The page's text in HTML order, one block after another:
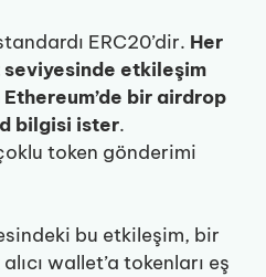
ERC20’dir. Her
etkileşim
bir airdrop
bilgisi ister.
token gönderimi
bu etkileşim, bir
wallet’a tokenları eş